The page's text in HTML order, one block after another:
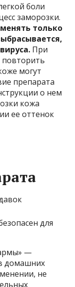
боли
заморозки.
только
При
могут
препарата
о нем
кожа
ее оттенок
для
—
домашних
не